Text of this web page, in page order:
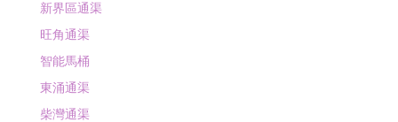
新界區通渠
旺角通渠
智能馬桶
東涌通渠
柴灣通渠